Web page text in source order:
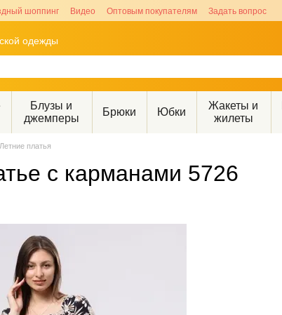
шоппинг Видео Оптовым покупателям Задать вопрос
одежды
Блузы и
джемперы
Брюки Юбки
Жакеты и
жилеты
Летние платья
с карманами 5726